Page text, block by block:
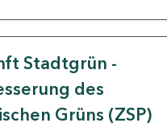
Stadtgrün -
des
Grüns (ZSP)